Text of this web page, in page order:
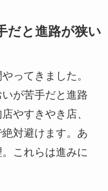
だと進路が狭い
ってきました。
が苦手だと進路
やすきやき店、
対避けます。あ
これらは進みに